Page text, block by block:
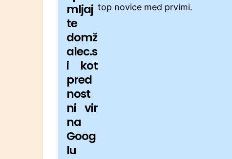
mljaj
te
domž
alec.s
i kot
pred
nost
ni vir
na
Goog
lu
top novice med prvimi.